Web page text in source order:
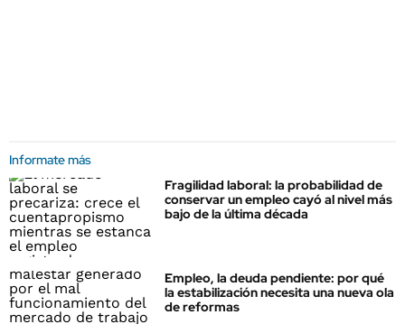
Informate más
Fragilidad laboral: la probabilidad de
conservar un empleo cayó al nivel más
bajo de la última década
Empleo, la deuda pendiente: por qué
la estabilización necesita una nueva ola
de reformas